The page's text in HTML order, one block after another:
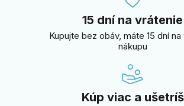
15 dní na vrátenie
Kupujte bez obáv, máte 15 dní na
nákupu
Kúp viac a ušetríš